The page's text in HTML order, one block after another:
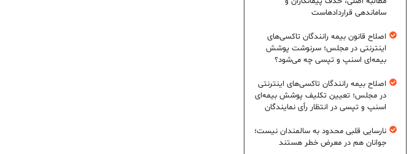
ساماندهی قراردادهاست
اصلاح قانون بیمه رانندگان تاکسی‌های
اینترنتی در مجلس؛ سرنوشت پوشش
بیمه‌ای اسنپ و تپسی چه می‌شود؟
اصلاح بیمه رانندگان تاکسی‌های اینترنتی
در مجلس؛ تعیین تکلیف پوشش بیمه‌ای
اسنپ و تپسی در انتظار رأی نمایندگان
نارسایی قلبی محدود به سالمندان نیست؛
جوانان هم در معرض خطر هستند